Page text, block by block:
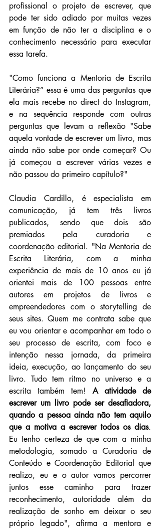
profissional o projeto de escrever, que
pode ter sido adiado por muitas vezes
em função de não ter a disciplina e o
conhecimento necessário para executar
essa tarefa.
"Como funciona a Mentoria de Escrita
Literária?” essa é uma das perguntas que
ela mais recebe no direct do Instagram,
e na sequência responde com outras
perguntas que levam a reflexão "Sabe
aquela vontade de escrever um livro, mas
ainda não sabe por onde começar? Ou
já começou a escrever várias vezes e
não passou do primeiro capítulo?"
Claudia Cardillo, é especialista em
comunicação, já tem três livros
publicados, sendo que dois são
premiados pela curadoria e
coordenação editorial. "Na Mentoria de
Escrita Literária, com a minha
experiência de mais de 10 anos eu já
orientei mais de 100 pessoas entre
autores em projetos de livros e
empreendedores com o storytelling de
seus sites. Quem me contrata sabe que
eu vou orientar e acompanhar em todo o
seu processo de escrita, com foco e
intenção nessa jornada, da primeira
ideia, execução, ao lançamento do seu
livro. Tudo tem ritmo no universo e a
escrita também tem! A atividade de
escrever um livro pode ser desafiadora,
quando a pessoa ainda não tem aquilo
que a motiva a escrever todos os dias.
Eu tenho certeza de que com a minha
metodologia, somado a Curadoria de
Conteúdo e Coordenação Editorial que
realizo, eu e o autor vamos percorrer
juntos esse caminho para trazer
reconhecimento, autoridade além da
realização de sonho em deixar o seu
próprio legado", afirma a mentora e